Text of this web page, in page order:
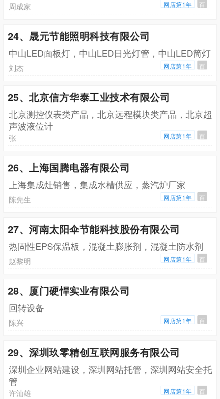
周成家 网店第1年 百
24、晟元节能照明科技有限公司
中山LED面板灯，中山LED日光灯管，中山LED筒灯
刘杰 网店第1年 百
25、北京信方华泰工业技术有限公司
北京测控仪表类产品，北京远程模块类产品，北京超
声波液位计
张 网店第1年 百
26、上海国腾电器有限公司
上海集成灶销售，集成水槽供应，蒸汽炉厂家
陈先生 网店第1年 百
27、河南太阳伞节能科技股份有限公司
热固性EPS保温板，混凝土膨胀剂，混凝土防水剂
赵黎明 网店第1年 百
28、厦门硬悍实业有限公司
回转设备
陈兴 网店第1年 百
29、深圳玖零精创互联网服务有限公司
深圳企业网站建设，深圳网站托管，深圳网站安全托
管
许汕雄 网店第1年 百